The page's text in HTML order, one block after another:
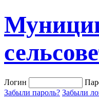
Логин
Забыли пароль? Забыли